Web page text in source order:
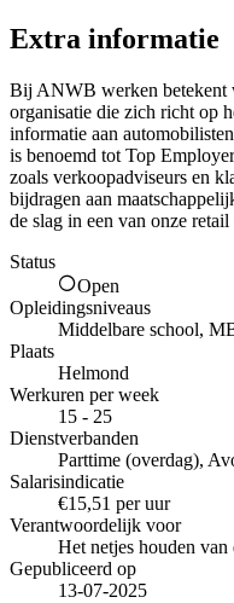
Extra informatie
Bij ANWB werken betekent
organisatie die zich richt op
informatie aan
is benoemd tot Top
zoals verkoopadviseurs en
bijdragen aan
de slag in een van onze
Status
Open
Opleidingsniveaus
Middelbare school,
Plaats
Helmond
Werkuren per week
15 - 25
Dienstverbanden
Parttime (overdag),
Salarisindicatie
€15,51 per uur
Verantwoordelijk voor
Het netjes houden
Gepubliceerd op
13-07-2025